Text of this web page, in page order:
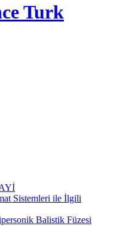
Turk
Sistemleri ile İlgili
Balistik Füzesi